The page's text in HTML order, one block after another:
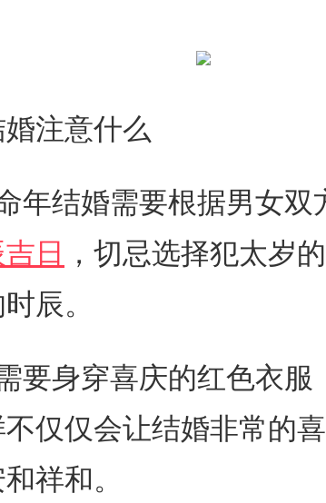
注意什么
年结婚需要根据男女双
日
，切忌选择犯太岁
辰。
要身穿喜庆的红色衣服
仅仅会让结婚非常的
祥和。